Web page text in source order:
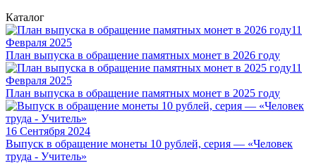
Каталог
11
Февраля 2025
План выпуска в обращение памятных монет в 2026 году
11
Февраля 2025
План выпуска в обращение памятных монет в 2025 году
16 Сентября 2024
Выпуск в обращение монеты 10 рублей, серия — «Человек
труда - Учитель»